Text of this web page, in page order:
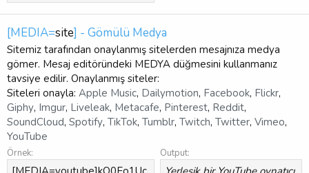
[MEDIA=site] - Gömülü Medya
Sitemiz tarafından onaylanmış sitelerden mesajnıza medya
gömer. Mesaj editöründeki MEDYA düğmesini kullanmanız
tavsiye edilir. Onaylanmış siteler:
Siteleri onayla: Apple Music, Dailymotion, Facebook, Flickr,
Giphy, Imgur, Liveleak, Metacafe, Pinterest, Reddit,
SoundCloud, Spotify, TikTok, Tumblr, Twitch, Twitter, Vimeo,
YouTube
Örnek: Output: